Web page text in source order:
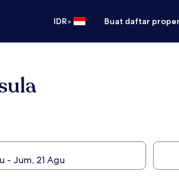
IDR• Buat daftar